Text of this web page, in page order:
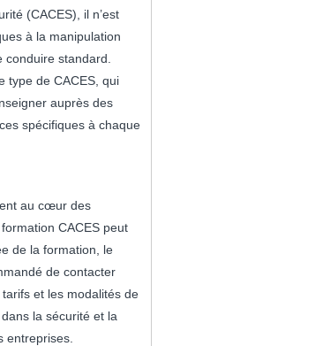
(CACES), il n’est
à la manipulation
standard.
type de CACES, qui
auprès des
spécifiques à chaque
au cœur des
CACES peut
de la formation, le
de contacter
et les modalités de
la sécurité et la
entreprises.